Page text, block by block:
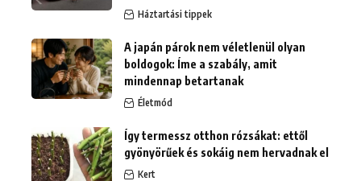
Háztartási tippek
A japán párok nem véletlenül olyan
boldogok: Íme a szabály, amit
mindennap betartanak
Életmód
Így termessz otthon rózsákat: ettől
gyönyörűek és sokáig nem hervadnak el
Kert